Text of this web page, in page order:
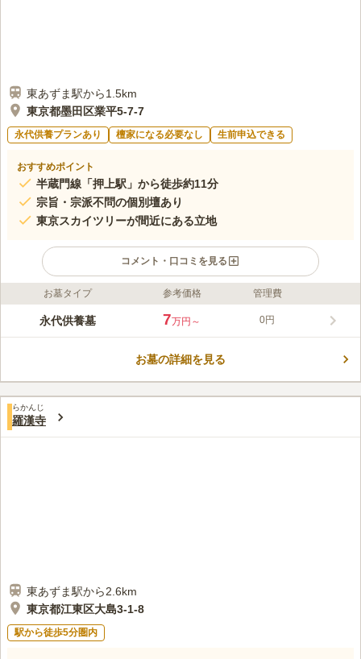
東あずま駅から1.5km
東京都墨田区業平5-7-7
永代供養プランあり 檀家になる必要なし 生前申込できる
おすすめポイント
半蔵門線「押上駅」から徒歩約11分
宗旨・宗派不問の個別壇あり
東京スカイツリーが間近にある立地
コメント・口コミを見る
ライフドット編集部のコメント
すぐ近くに東京スカイツリーがある、都会ならではの立地です。
っており、遺骨は骨壺で一定期間安置し、その後合祀となりま
口コミ評価
この霊園はまだ誰からも評価されていません。
お墓タイプ 参考価格 管理費
永代供養墓 7万円～ 0円
お墓の詳細を見る
らかんじ
羅漢寺
東あずま駅から2.6km
東京都江東区大島3-1-8
駅から徒歩5分圏内